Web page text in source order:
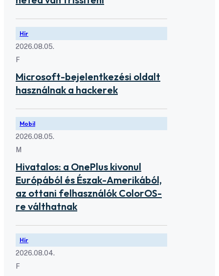
Hír
2026.08.05.
F
Microsoft-bejelentkezési oldalt
használnak a hackerek
Mobil
2026.08.05.
M
Hivatalos: a OnePlus kivonul
Európából és Észak-Amerikából,
az ottani felhasználók ColorOS-
re válthatnak
Hír
2026.08.04.
F